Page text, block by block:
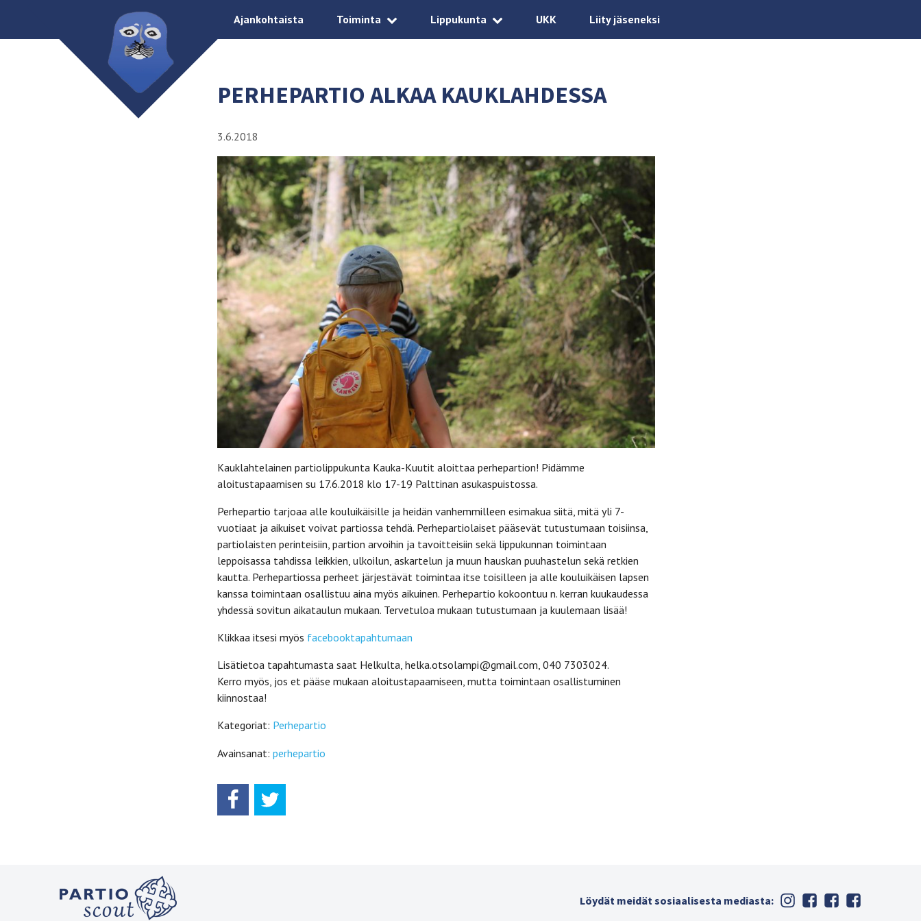
Ajankohtaista Toiminta Lippukunta UKK Liity jäseneksi
PERHEPARTIO ALKAA KAUKLAHDESSA
3.6.2018
Kauklahtelainen partiolippukunta Kauka-Kuutit aloittaa perhepartion! Pidämme
aloitustapaamisen su 17.6.2018 klo 17-19 Palttinan asukaspuistossa.
Perhepartio tarjoaa alle kouluikäisille ja heidän vanhemmilleen esimakua siitä, mitä yli 7-
vuotiaat ja aikuiset voivat partiossa tehdä. Perhepartiolaiset pääsevät tutustumaan toisiinsa,
partiolaisten perinteisiin, partion arvoihin ja tavoitteisiin sekä lippukunnan toimintaan
leppoisassa tahdissa leikkien, ulkoilun, askartelun ja muun hauskan puuhastelun sekä retkien
kautta. Perhepartiossa perheet järjestävät toimintaa itse toisilleen ja alle kouluikäisen lapsen
kanssa toimintaan osallistuu aina myös aikuinen. Perhepartio kokoontuu n. kerran kuukaudessa
yhdessä sovitun aikataulun mukaan. Tervetuloa mukaan tutustumaan ja kuulemaan lisää!
Klikkaa itsesi myös facebooktapahtumaan
Lisätietoa tapahtumasta saat Helkulta, helka.otsolampi@gmail.com, 040 7303024.
Kerro myös, jos et pääse mukaan aloitustapaamiseen, mutta toimintaan osallistuminen
kiinnostaa!
Kategoriat: Perhepartio
Avainsanat: perhepartio
Löydät meidät sosiaalisesta mediasta: